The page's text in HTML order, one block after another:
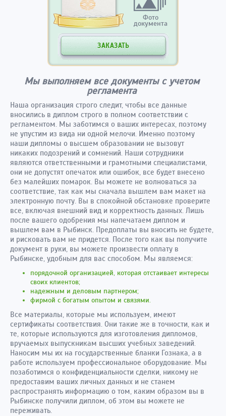
Фото
документа
ЗАКАЗАТЬ
Мы выполняем все документы с учетом
регламента
Наша организация строго следит, чтобы все данные
вносились в диплом строго в полном соответствии с
регламентом. Мы заботимся о ваших интересах, поэтому
не упустим из вида ни одной мелочи. Именно поэтому
наши дипломы о высшем образовании не вызовут
никаких подозрений и сомнений. Наши сотрудники
являются ответственными и грамотными специалистами,
они не допустят опечаток или ошибок, все будет внесено
без малейших помарок. Вы можете не волноваться за
соответствие, так как мы сначала вышлем вам макет на
электронную почту. Вы в спокойной обстановке проверите
все, включая внешний вид и корректность данных. Лишь
после вашего одобрения мы напечатаем диплом и
вышлем вам в Рыбинск. Предоплаты вы вносить не будете,
и рисковать вам не придется. После того как вы получите
документ в руки, вы можете произвести оплату в
Рыбинске, удобным для вас способом. Мы являемся:
порядочной организацией, которая отстаивает интересы
своих клиентов;
надежным и деловым партнером;
фирмой с богатым опытом и связями.
Все материалы, которые мы используем, имеют
сертификаты соответствия. Они такие же в точности, как и
те, которые используются для изготовления дипломов,
вручаемых выпускникам высших учебных заведений.
Наносим мы их на государственные бланки Гознака, а в
работе используем профессиональное оборудование. Мы
позаботимся о конфиденциальности сделки, никому не
предоставим ваших личных данных и не станем
распространять информацию о том, каким образом вы в
Рыбинске получили диплом, об этом вы можете не
переживать.